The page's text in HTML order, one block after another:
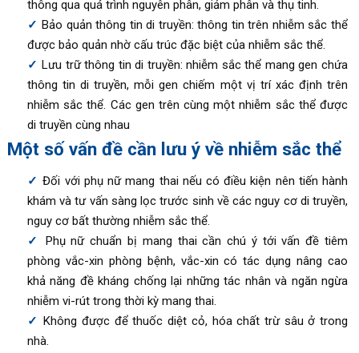
thông qua quá trình nguyên phân, giảm phân và thụ tinh.
Bảo quản thông tin di truyền: thông tin trên nhiễm sắc thể
được bảo quản nhờ cấu trúc đặc biệt của nhiễm sắc thể.
Lưu trữ thông tin di truyền: nhiễm sắc thể mang gen chứa
thông tin di truyền, mỗi gen chiếm một vị trí xác định trên
nhiễm sắc thể. Các gen trên cùng một nhiễm sắc thể được
di truyền cùng nhau
Một số vấn đề cần lưu ý về nhiễm sắc thể
Đối với phụ nữ mang thai nếu có điều kiện nên tiến hành
khám và tư vấn sàng lọc trước sinh về các nguy cơ di truyền,
nguy cơ bất thường nhiễm sắc thể.
Phụ nữ chuẩn bị mang thai cần chú ý tới vấn đề tiêm
phòng vắc-xin phòng bệnh, vắc-xin có tác dụng nâng cao
khả năng đề kháng chống lại những tác nhân và ngăn ngừa
nhiễm vi-rút trong thời kỳ mang thai.
Không được để thuốc diệt cỏ, hóa chất trừ sâu ở trong
nhà.